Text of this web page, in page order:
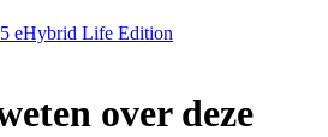
eHybrid Life Edition
over deze